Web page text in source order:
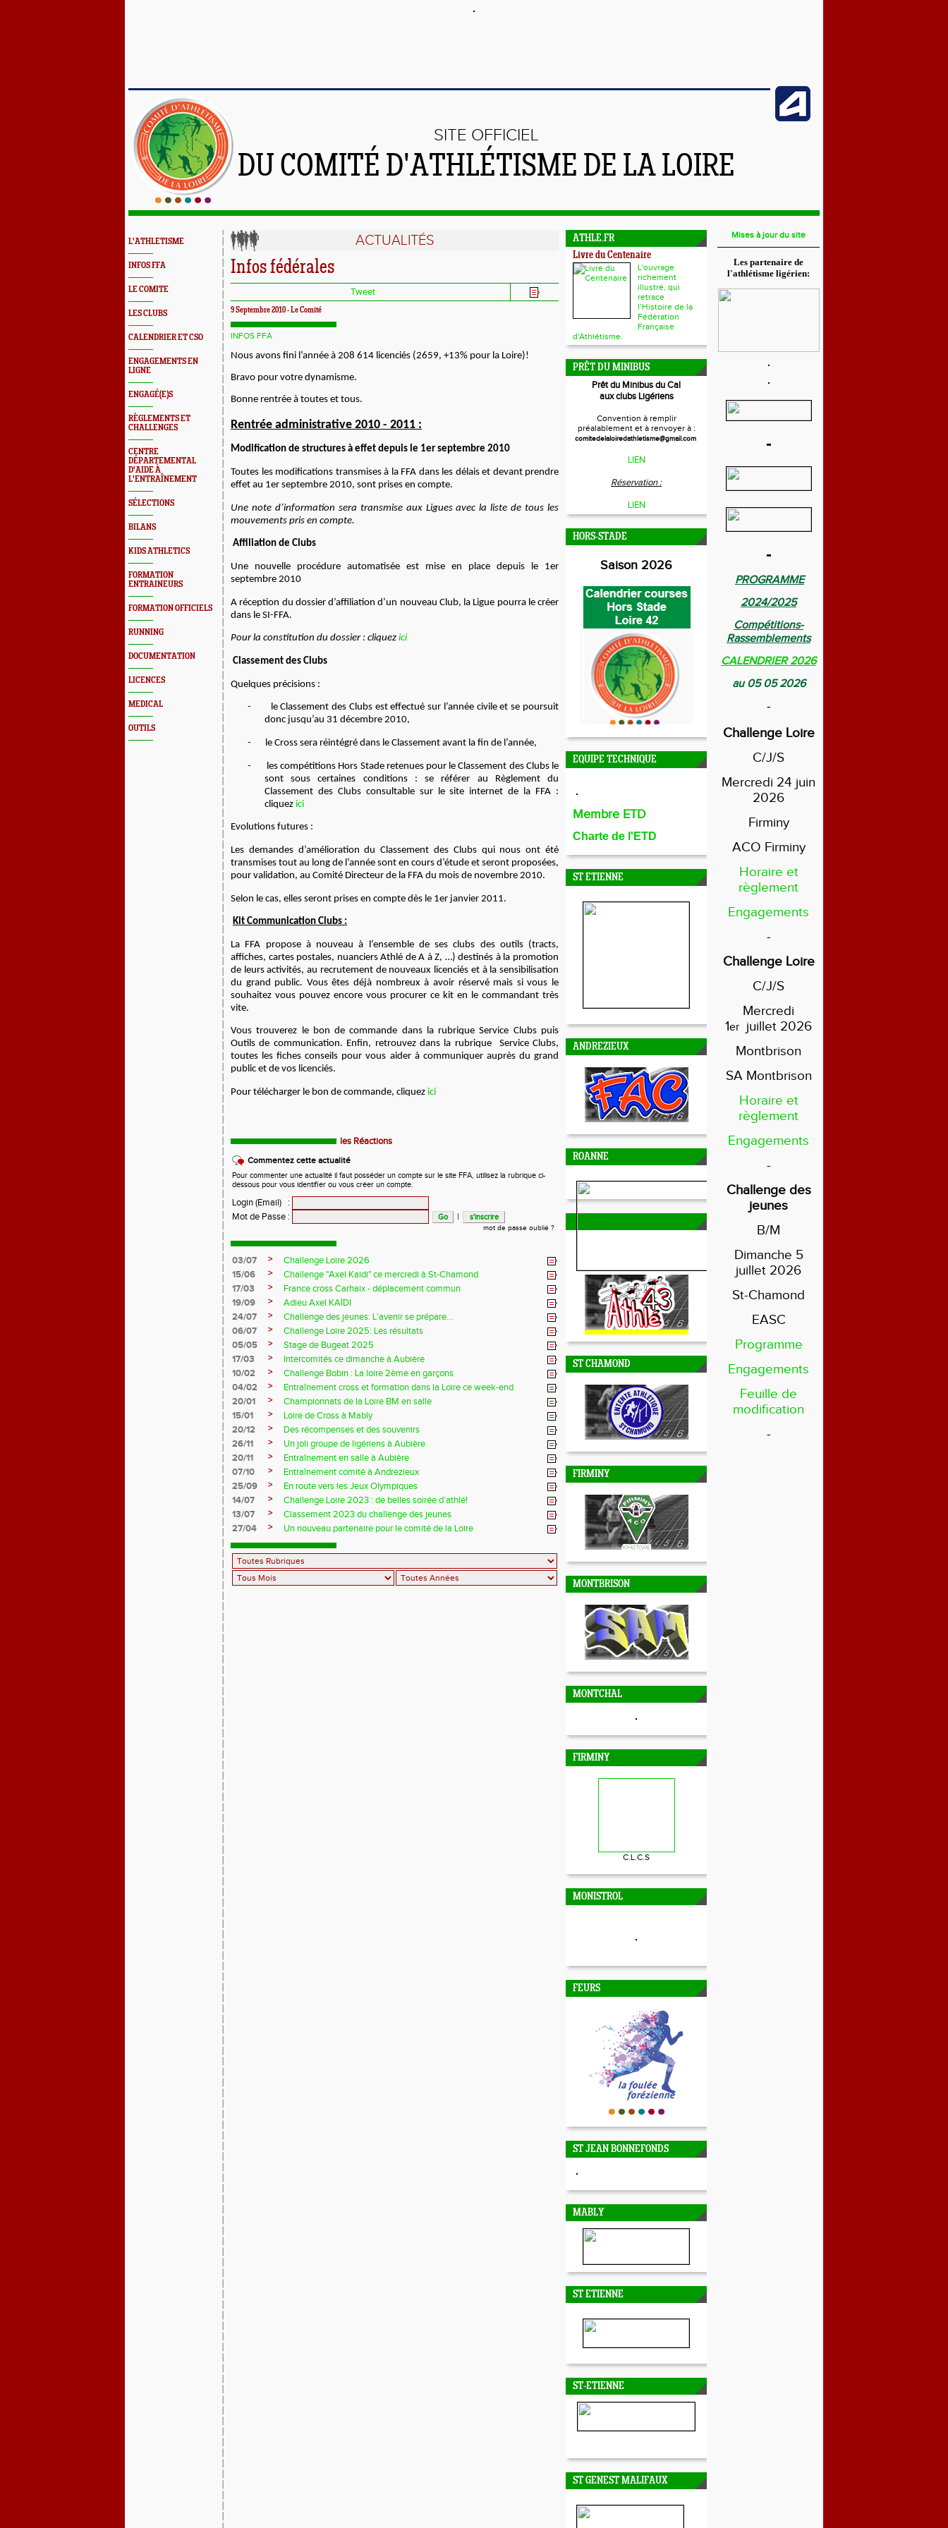
SITE OFFICIEL
DU COMITÉ D'ATHLÉTISME DE LA LOIRE
L'ATHLETISME
INFOS FFA
LE COMITE
LES CLUBS
CALENDRIER ET CSO
ENGAGEMENTS EN
LIGNE
ENGAGÉ(E)S
RÈGLEMENTS ET
CHALLENGES
CENTRE
DÉPARTEMENTAL
D'AIDE À
L'ENTRAÎNEMENT
SÉLECTIONS
BILANS
KIDS ATHLETICS
FORMATION
ENTRAINEURS
FORMATION OFFICIELS
RUNNING
DOCUMENTATION
LICENCES
MEDICAL
OUTILS
ACTUALITÉS
Infos fédérales
Tweet
9 Septembre 2010 - Le Comité
INFOS FFA
Nous avons fini l’année à 208 614 licenciés (2659, +13% pour la Loire)!
Bravo pour votre dynamisme.
Bonne rentrée à toutes et tous.
Rentrée administrative 2010 - 2011 :
Modification de structures à effet depuis le 1er septembre 2010
Toutes les modifications transmises à la FFA dans les délais et devant prendre
effet au 1er septembre 2010, sont prises en compte.
Une note d’information sera transmise aux Ligues avec la liste de tous les
mouvements pris en compte.
Affiliation de Clubs
Une nouvelle procédure automatisée est mise en place depuis le 1er
septembre 2010
A réception du dossier d’affiliation d’un nouveau Club, la Ligue pourra le créer
dans le SI-FFA.
Pour la constitution du dossier : cliquez ici
Classement des Clubs
Quelques précisions :
-
le Classement des Clubs est effectué sur l’année civile et se poursuit
donc jusqu’au 31 décembre 2010,
- le Cross sera réintégré dans le Classement avant la fin de l’année,
-
les compétitions Hors Stade retenues pour le Classement des Clubs le
sont sous certaines conditions : se référer au Règlement du
Classement des Clubs consultable sur le site internet de la FFA :
cliquez ici
Evolutions futures :
Les demandes d’amélioration du Classement des Clubs qui nous ont été
transmises tout au long de l’année sont en cours d’étude et seront proposées,
pour validation, au Comité Directeur de la FFA du mois de novembre 2010.
Selon le cas, elles seront prises en compte dès le 1er janvier 2011.
Kit Communication Clubs :
La FFA propose à nouveau à l’ensemble de ses clubs des outils (tracts,
affiches, cartes postales, nuanciers Athlé de A à Z, …) destinés à la promotion
de leurs activités, au recrutement de nouveaux licenciés et à la sensibilisation
du grand public. Vous êtes déjà nombreux à avoir réservé mais si vous le
souhaitez vous pouvez encore vous procurer ce kit en le commandant très
vite.
Vous trouverez le bon de commande dans la rubrique Service Clubs puis
Outils de communication. Enfin, retrouvez dans la rubrique Service Clubs,
toutes les fiches conseils pour vous aider à communiquer auprès du grand
public et de vos licenciés.
Pour télécharger le bon de commande, cliquez ici
les Réactions
Commentez cette actualité
Pour commenter une actualité il faut posséder un compte sur le site FFA, utilisez la rubrique ci-
dessous pour vous identifier ou vous créer un compte.
Login (Email)
:
Mot de Passe : |
mot de passe oublié ?
03/07 >
Challenge Loire 2026
15/06
>
Challenge "Axel Kaidi" ce mercredi à St-Chamond
17/03
>
France cross Carhaix - déplacement commun
19/09
>
Adieu Axel KAÏDI
24/07
>
Challenge des jeunes: L'avenir se prépare...
06/07
>
Challenge Loire 2025: Les résultats
05/05
>
Stage de Bugeat 2025
17/03
>
Intercomités ce dimanche à Aubière
10/02
>
Challenge Bobin : La loire 2ème en garçons
04/02
>
Entraînement cross et formation dans la Loire ce week-end
20/01
>
Championnats de la Loire BM en salle
15/01
>
Loire de Cross à Mably
20/12
>
Des récompenses et des souvenirs
26/11
>
Un joli groupe de ligériens à Aubière
20/11
>
Entraînement en salle à Aubière
07/10
>
Entraînement comité à Andrezieux
25/09
>
En route vers les Jeux Olympiques
14/07
>
Challenge Loire 2023 : de belles soirée d’athlé!
13/07
>
Classement 2023 du challenge des jeunes
27/04
> Un nouveau partenaire pour le comité de la Loire
ATHLE.FR
Livre du Centenaire
L'ouvrage
richement
illustré, qui
retrace
l’Histoire de la
Fédération
Française
d'Athlétisme.
PRÊT DU MINIBUS
Prêt du Minibus du Cal
aux clubs Ligériens
Convention à remplir
préalablement et à renvoyer à :
comitedelaloiredathletisme@gmail.com
LIEN
Réservation :
LIEN
HORS-STADE
Saison 2026
EQUIPE TECHNIQUE
Membre ETD
Charte de l'ETD
ST ETIENNE
ANDREZIEUX
ROANNE
DUNIERES
ST CHAMOND
FIRMINY
MONTBRISON
MONTCHAL
FIRMINY
C.L.C.S
MONISTROL
FEURS
ST JEAN BONNEFONDS
MABLY
ST ETIENNE
ST-ETIENNE
ST GENEST MALIFAUX
Mises à jour du site
Les partenaire de
l'athlétisme ligérien:
-
-
PROGRAMME
2024/2025
Compétitions-
Rassemblements
CALENDRIER 2026
au 05 05 2026
-
Challenge Loire
C/J/S
Mercredi 24 juin
2026
Firminy
ACO Firminy
Horaire et
règlement
Engagements
-
Challenge Loire
C/J/S
Mercredi
1er juillet 2026
Montbrison
SA Montbrison
Horaire et
règlement
Engagements
-
Challenge des
jeunes
B/M
Dimanche 5
juillet 2026
St-Chamond
EASC
Programme
Engagements
Feuille de
modification
-